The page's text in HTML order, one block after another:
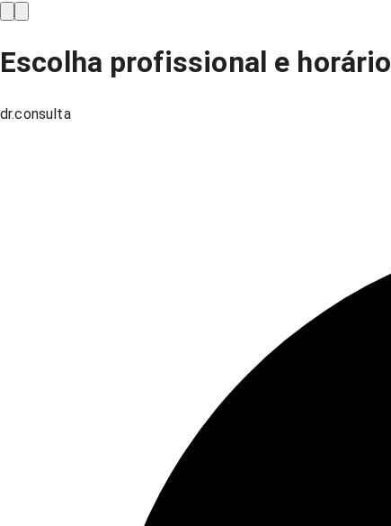
Escolha profissional e horário
dr.consulta